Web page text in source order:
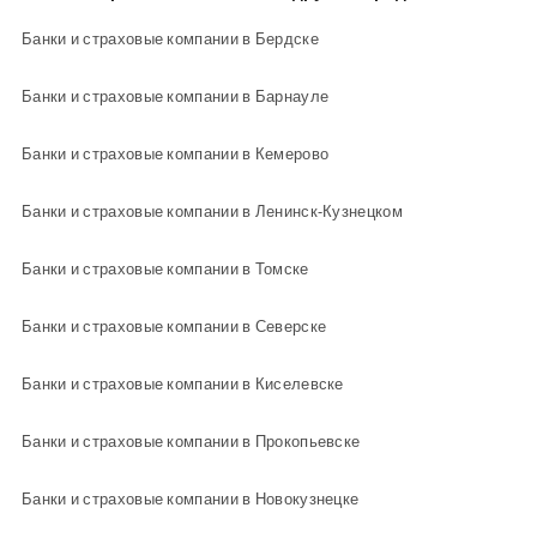
Банки и страховые компании в Бердске
Банки и страховые компании в Барнауле
Банки и страховые компании в Кемерово
Банки и страховые компании в Ленинск-Кузнецком
Банки и страховые компании в Томске
Банки и страховые компании в Северске
Банки и страховые компании в Киселевске
Банки и страховые компании в Прокопьевске
Банки и страховые компании в Новокузнецке